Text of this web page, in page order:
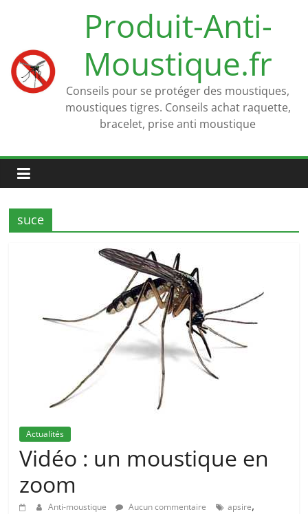
Produit-Anti-
Moustique.fr
Conseils pour se protéger des moustiques,
moustiques tigres. Conseils achat raquette,
bracelet, prise anti moustique
suce
Actualités
Vidéo : un moustique en
zoom
Anti-moustique Aucun commentaire apsire,